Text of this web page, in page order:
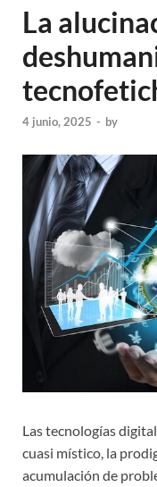
La
4 junio, 2025 - by
Las tecnologías
cuasi místico, la
acumulación de